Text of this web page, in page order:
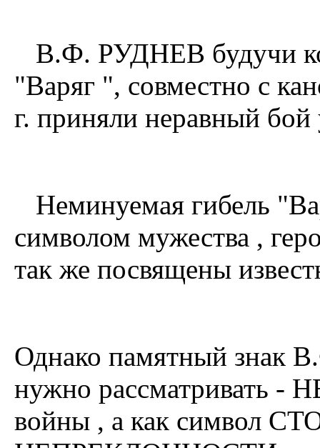
В.Ф. РУДНЕВ будучи
"Варяг ", совместно с
г. приняли неравный
Неминуемая гибель
символом мужества ,
так же посвящены
Однако памятный знак
нужно рассматривать -
войны , а как символ